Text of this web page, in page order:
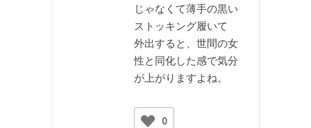
じゃなくて薄手の黒い
ストッキング履いて
外出すると、世間の女
性と同化した感で気分
が上がりますよね。
0